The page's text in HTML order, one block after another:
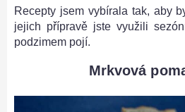
Recepty jsem vybírala tak, aby
jejich přípravě jste využili
podzimem pojí.
Mrkvová